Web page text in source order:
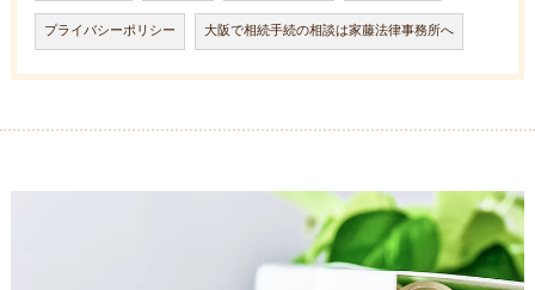
プライバシーポリシー 大阪で相続手続の相談は家藤法律事務所へ